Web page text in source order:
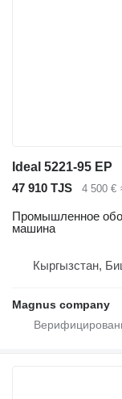
Ideal 5221-95 EP
47 910 TJS
4 500 €
Промышленное
машина
Кыргызстан,
Magnus company